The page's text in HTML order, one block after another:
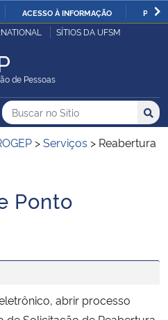
IR
ACESSO À INFORMAÇÃO
SÍTIOS DA UFSM
de Pessoas
do Sítio
Busca
Buscar no no Sítio
Busca:
>Serviços > Reabertura
Ponto
abrir processo